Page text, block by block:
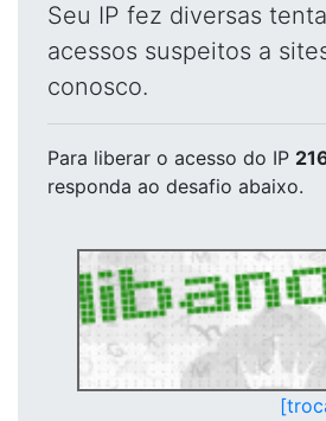
Seu IP fez diversas
acessos suspeitos a
conosco.
Para liberar o acesso do IP
responda ao desafio abaixo.